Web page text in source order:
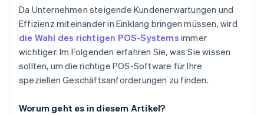
Da Unternehmen steigende Kundenerwartungen und
Effizienz miteinander in Einklang bringen müssen, wird
die Wahl des richtigen POS-Systems immer
wichtiger. Im Folgenden erfahren Sie, was Sie wissen
sollten, um die richtige POS-Software für Ihre
speziellen Geschäftsanforderungen zu finden.
Worum geht es in diesem Artikel?